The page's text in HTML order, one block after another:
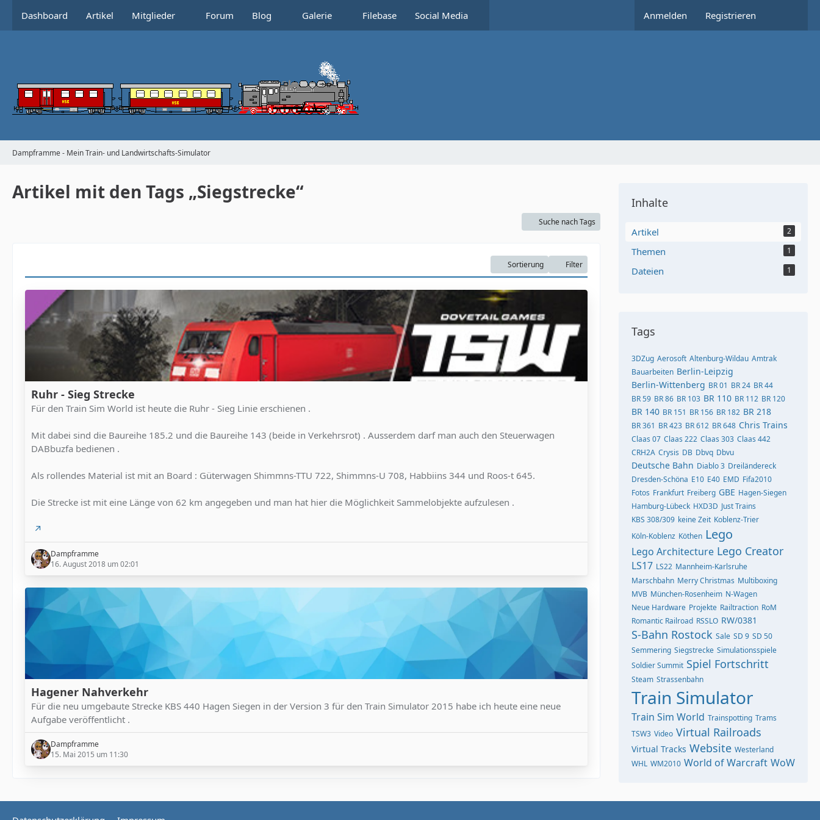
Dashboard Artikel Mitglieder Forum Blog Galerie Filebase Social Media Anmelden Registrieren
Dampframme - Mein Train- und Landwirtschafts-Simulator
Artikel mit den Tags „Siegstrecke“
Suche nach Tags
Sortierung Filter
Ruhr - Sieg Strecke
Für den Train Sim World ist heute die Ruhr - Sieg Linie erschienen .
Mit dabei sind die Baureihe 185.2 und die Baureihe 143 (beide in Verkehrsrot) . Ausserdem darf man auch den Steuerwagen
DABbuzfa bedienen .
Als rollendes Material ist mit an Board : Güterwagen Shimmns-TTU 722, Shimmns-U 708, Habbiins 344 und Roos-t 645.
Die Strecke ist mit eine Länge von 62 km angegeben und man hat hier die Möglichkeit Sammelobjekte aufzulesen .
Dampframme
16. August 2018 um 02:01
Hagener Nahverkehr
Für die neu umgebaute Strecke KBS 440 Hagen Siegen in der Version 3 für den Train Simulator 2015 habe ich heute eine neue
Aufgabe veröffentlicht .
Dampframme
15. Mai 2015 um 11:30
Inhalte
Artikel 2
Themen 1
Dateien 1
Tags
3DZug Aerosoft Altenburg-Wildau Amtrak
Bauarbeiten Berlin-Leipzig
Berlin-Wittenberg BR 01 BR 24 BR 44
BR 59 BR 86 BR 103 BR 110 BR 112 BR 120
BR 140 BR 151 BR 156 BR 182 BR 218
BR 361 BR 423 BR 612 BR 648 Chris Trains
Claas 07 Claas 222 Claas 303 Claas 442
CRH2A Crysis DB Dbvq Dbvu
Deutsche Bahn Diablo 3 Dreiländereck
Dresden-Schöna E10 E40 EMD Fifa2010
Fotos Frankfurt Freiberg GBE Hagen-Siegen
Hamburg-Lübeck HXD3D Just Trains
KBS 308/309 keine Zeit Koblenz-Trier
Köln-Koblenz Köthen Lego
Lego Architecture Lego Creator
LS17 LS22 Mannheim-Karlsruhe
Marschbahn Merry Christmas Multiboxing
MVB München-Rosenheim N-Wagen
Neue Hardware Projekte Railtraction RoM
Romantic Railroad RSSLO RW/0381
S-Bahn Rostock Sale SD 9 SD 50
Semmering Siegstrecke Simulationsspiele
Soldier Summit Spiel Fortschritt
Steam Strassenbahn
Train Simulator
Train Sim World Trainspotting Trams
TSW3 Video Virtual Railroads
Virtual Tracks Website Westerland
WHL WM2010 World of Warcraft WoW